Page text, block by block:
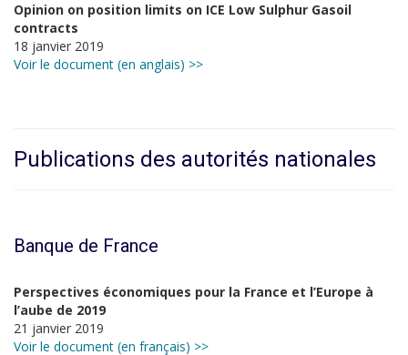
Opinion on position limits on ICE Low Sulphur Gasoil
contracts
18 janvier 2019
Voir le document (en anglais) >>
Publications des autorités nationales
Banque de France
Perspectives économiques pour la France et l’Europe à
l’aube de 2019
21 janvier 2019
Voir le document (en français) >>